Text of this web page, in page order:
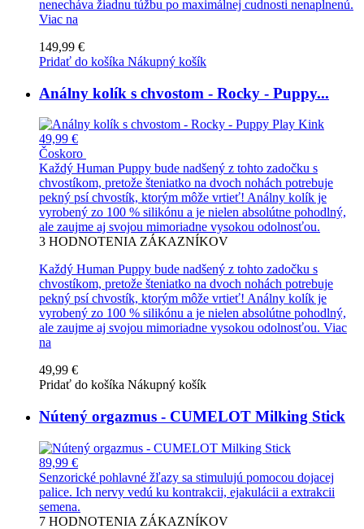
nenecháva žiadnu túžbu po maximálnej cudnosti nenaplnenú.
Viac na
149,99 €
Pridať do košíka Nákupný košík
Análny kolík s chvostom - Rocky - Puppy...
49,99 €
Čoskoro
Každý Human Puppy bude nadšený z tohto zadočku s
chvostíkom, pretože šteniatko na dvoch nohách potrebuje
pekný psí chvostík, ktorým môže vrtieť! Análny kolík je
vyrobený zo 100 % silikónu a je nielen absolútne pohodlný,
ale zaujme aj svojou mimoriadne vysokou odolnosťou.
3 HODNOTENIA ZÁKAZNÍKOV
Každý Human Puppy bude nadšený z tohto zadočku s
chvostíkom, pretože šteniatko na dvoch nohách potrebuje
pekný psí chvostík, ktorým môže vrtieť! Análny kolík je
vyrobený zo 100 % silikónu a je nielen absolútne pohodlný,
ale zaujme aj svojou mimoriadne vysokou odolnosťou. Viac
na
49,99 €
Pridať do košíka Nákupný košík
Nútený orgazmus - CUMELOT Milking Stick
89,99 €
Senzorické pohlavné žľazy sa stimulujú pomocou dojacej
palice. Ich nervy vedú ku kontrakcii, ejakulácii a extrakcii
semena.
7 HODNOTENIA ZÁKAZNÍKOV